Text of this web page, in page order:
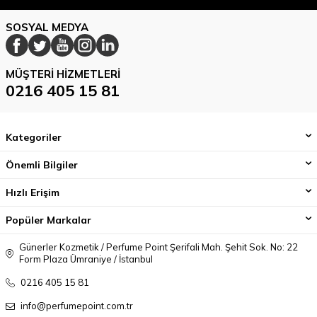
SOSYAL MEDYA
MÜŞTERI HIZMETLERI
0216 405 15 81
Kategoriler
Önemli Bilgiler
Hızlı Erişim
Popüler Markalar
Günerler Kozmetik / Perfume Point Şerifali Mah. Şehit Sok. No: 22
Form Plaza Ümraniye / İstanbul
0216 405 15 81
info@perfumepoint.com.tr